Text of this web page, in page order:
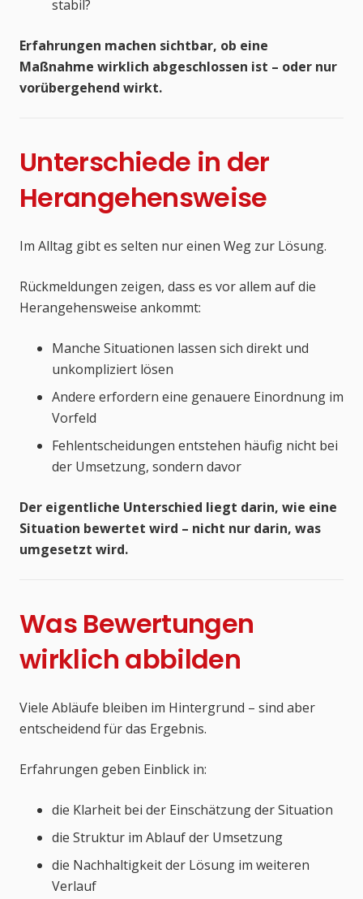
stabil?
Erfahrungen machen sichtbar, ob eine
Maßnahme wirklich abgeschlossen ist – oder nur
vorübergehend wirkt.
Unterschiede in der
Herangehensweise
Im Alltag gibt es selten nur einen Weg zur Lösung.
Rückmeldungen zeigen, dass es vor allem auf die
Herangehensweise ankommt:
Manche Situationen lassen sich direkt und
unkompliziert lösen
Andere erfordern eine genauere Einordnung im
Vorfeld
Fehlentscheidungen entstehen häufig nicht bei
der Umsetzung, sondern davor
Der eigentliche Unterschied liegt darin, wie eine
Situation bewertet wird – nicht nur darin, was
umgesetzt wird.
Was Bewertungen
wirklich abbilden
Viele Abläufe bleiben im Hintergrund – sind aber
entscheidend für das Ergebnis.
Erfahrungen geben Einblick in:
die Klarheit bei der Einschätzung der Situation
die Struktur im Ablauf der Umsetzung
die Nachhaltigkeit der Lösung im weiteren
Verlauf